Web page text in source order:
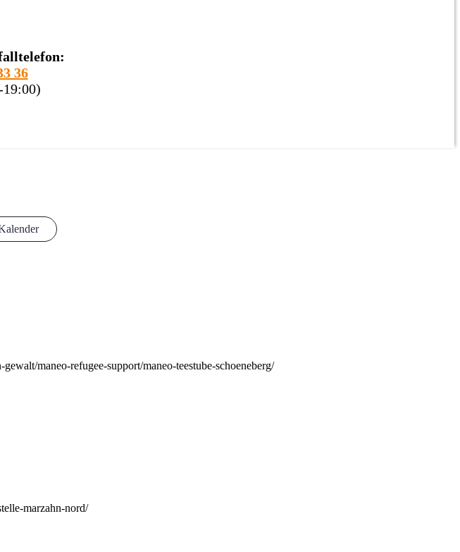
36
maneo-refugee-support/maneo-teestube-schoeneberg/
marzahn-nord/